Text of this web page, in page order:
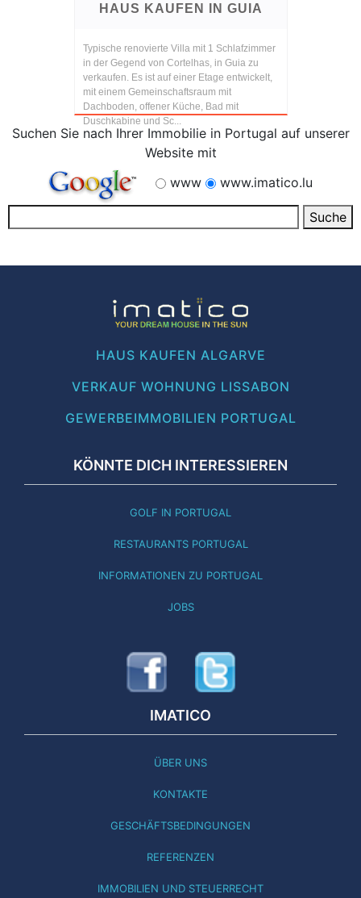
HAUS KAUFEN IN GUIA
Typische renovierte Villa mit 1 Schlafzimmer
in der Gegend von Cortelhas, in Guia zu
verkaufen. Es ist auf einer Etage entwickelt,
mit einem Gemeinschaftsraum mit
Dachboden, offener Küche, Bad mit
Duschkabine und Sc...
Suchen Sie nach Ihrer Immobilie in Portugal auf unserer
Website mit
www
www.imatico.lu
HAUS KAUFEN ALGARVE
VERKAUF WOHNUNG LISSABON
GEWERBEIMMOBILIEN PORTUGAL
KÖNNTE DICH INTERESSIEREN
GOLF IN PORTUGAL
RESTAURANTS PORTUGAL
INFORMATIONEN ZU PORTUGAL
JOBS
IMATICO
ÜBER UNS
KONTAKTE
GESCHÄFTSBEDINGUNGEN
REFERENZEN
IMMOBILIEN UND STEUERRECHT